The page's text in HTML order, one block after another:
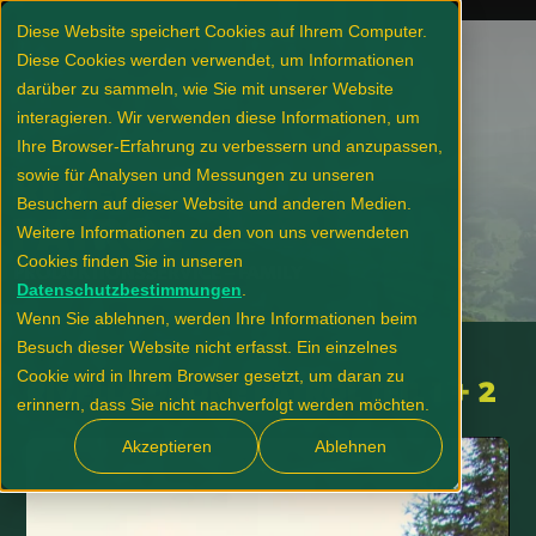
Diese Website speichert Cookies auf Ihrem Computer.
Diese Cookies werden verwendet, um Informationen
darüber zu sammeln, wie Sie mit unserer Website
interagieren. Wir verwenden diese Informationen, um
Ihre Browser-Erfahrung zu verbessern und anzupassen,
sowie für Analysen und Messungen zu unseren
Besuchern auf dieser Website und anderen Medien.
Weitere Informationen zu den von uns verwendeten
Cookies finden Sie in unseren
Datenschutzbestimmungen
Wenn Sie ablehnen, werden Ihre Informationen beim
Besuch dieser Website nicht erfasst. Ein einzelnes
Cookie wird in Ihrem Browser gesetzt, um daran zu
erinnern, dass Sie nicht nachverfolgt werden möchten.
Akzeptieren Ablehnen
RIVELLA DRONE
PATROL
RIVELLA DRONE PATROL TEIL 1 + 2